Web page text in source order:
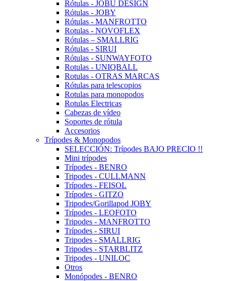
Rótulas - JOBU DESIGN
Rótulas - JOBY
Rótulas - MANFROTTO
Rotulas - NOVOFLEX
Rótulas – SMALLRIG
Rótulas - SIRUI
Rótulas - SUNWAYFOTO
Rotulas - UNIQBALL
Rotulas - OTRAS MARCAS
Rótulas para telescopios
Rotulas para monopodos
Rotulas Electricas
Cabezas de vídeo
Soportes de rótula
Accesorios
Trípodes & Monopodos
SELECCIÓN: Trípodes BAJO PRECIO !!
Mini trípodes
Trípodes - BENRO
Tripodes - CULLMANN
Trípodes - FEISOL
Trípodes - GITZO
Tripodes/Gorillapod JOBY
Trípodes - LEOFOTO
Tripodes - MANFROTTO
Trípodes - SIRUI
Tripodes - SMALLRIG
Tripodes - STARBLITZ
Tripodes - UNILOC
Otros
Monópodes - BENRO